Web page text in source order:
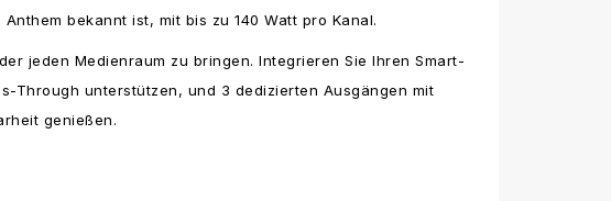
bekannt ist, mit bis zu 140 Watt pro Kanal.
jeden Medienraum zu bringen. Integrieren Sie Ihren Smart-
Through unterstützen, und 3 dedizierten Ausgängen mit
genießen.